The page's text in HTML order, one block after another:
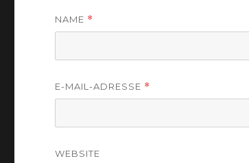
NAME *
E-MAIL-ADRESSE *
WEBSITE